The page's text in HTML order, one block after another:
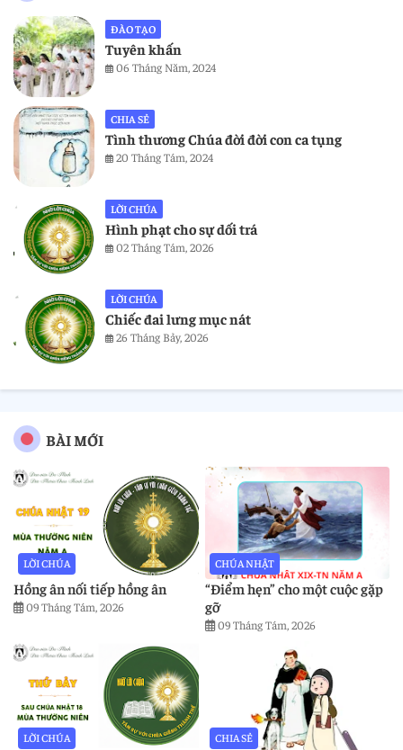
ĐÀO TẠO
Tuyên khấn
06 Tháng Năm, 2024
CHIA SẺ
Tình thương Chúa đời đời con ca tụng
20 Tháng Tám, 2024
LỜI CHÚA
Hình phạt cho sự dối trá
02 Tháng Tám, 2026
LỜI CHÚA
Chiếc đai lưng mục nát
26 Tháng Bảy, 2026
BÀI MỚI
LỜI CHÚA
Hồng ân nối tiếp hồng ân
09 Tháng Tám, 2026
CHÚA NHẬT
“Điểm hẹn” cho một cuộc gặp
gỡ
09 Tháng Tám, 2026
LỜI CHÚA CHIA SẺ